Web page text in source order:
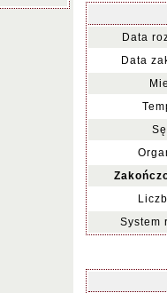
Data
Data
System